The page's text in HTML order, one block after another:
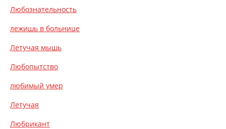
Любознательность
лежишь в больнице
Летучая мышь
Любопытство
любимый умер
Летучая
Любрикант